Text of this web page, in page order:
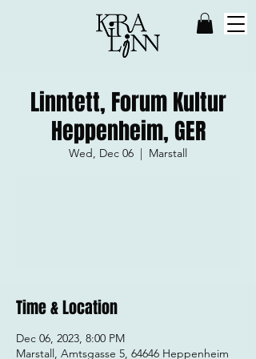
Linntett, Forum Kultur
Heppenheim, GER
Wed, Dec 06
  |
Marstall
Time & Location
Dec 06, 2023, 8:00 PM
Marstall, Amtsgasse 5, 64646 Heppenheim